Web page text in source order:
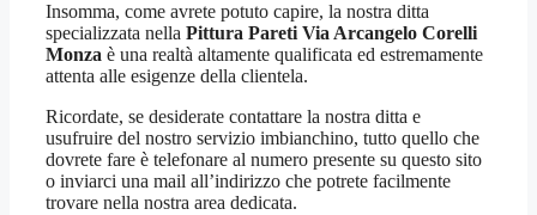
Insomma, come avrete potuto capire, la nostra ditta
specializzata nella Pittura Pareti Via Arcangelo Corelli
Monza è una realtà altamente qualificata ed estremamente
attenta alle esigenze della clientela.
Ricordate, se desiderate contattare la nostra ditta e
usufruire del nostro servizio imbianchino, tutto quello che
dovrete fare è telefonare al numero presente su questo sito
o inviarci una mail all’indirizzo che potrete facilmente
trovare nella nostra area dedicata.